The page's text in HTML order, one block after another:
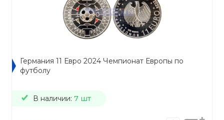
Германия 11 Евро 2024 Чемпионат Европы по
футболу
В наличии: 7 шт